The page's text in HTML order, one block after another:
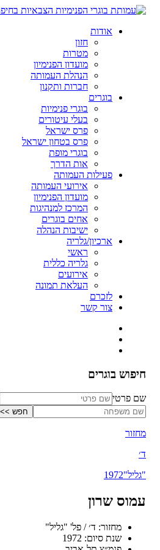
אודות
חזון
מטרות
מועדון הפנימיון
הנהלת העמותה
חברות ותקנון
בוגרים
בוגרי פנימיות
בעלי עיטורים
פרס ישראל
פרס בטחון ישראל
בוגרי מופת
אות הדרך
פעילות העמותה
אירועי העמותה
מועדון הפנימיון
המרכז למנהיגות
אחים בוגרים
ישיבות הנהלה
ארכיון/גלריה
ראשי
גלריה כללית
אירועים
העלאת תמונה
לזכרם
צור קשר
חיפוש בוגרים
שם פרטי
מחזור
ד׳
"גליל"1972
עמוס שרון
מחזור: ד׳ / פל' "גליל"
שנת סיום: 1972